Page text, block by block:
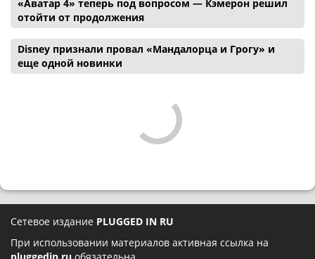
«Аватар 4» теперь под вопросом — Кэмерон решил
отойти от продолжения
Disney признали провал «Мандалорца и Грогу» и
еще одной новинки
Сетевое издание PLUGGED IN RU
При использовании материалов активная ссылка на